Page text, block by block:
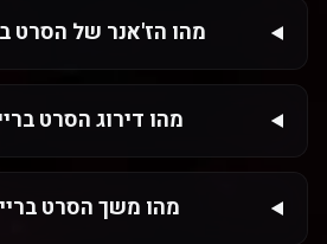
מהו הז'אנר של הסרט
מהו דירוג הסרט
מהו משך הסרט